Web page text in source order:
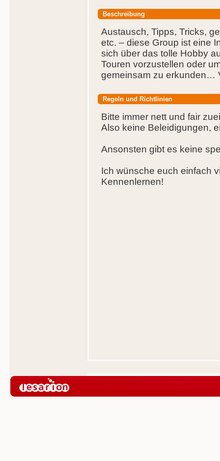
Beschreibung
Austausch, Tipps, Tricks,
etc. – diese Group ist eine
sich über das tolle Hobby
Touren vorzustellen oder
gemeinsam zu erkunden…
Regeln und Richtlinien
Bitte immer nett und fair
Also keine Beleidigungen,
Ansonsten gibt es keine
Ich wünsche euch einfach
Kennenlernen!